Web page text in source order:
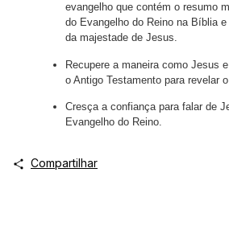
evangelho que contém o resumo
do Evangelho do Reino na Bíblia
da majestade de Jesus.
Recupere a maneira como Jesus
o Antigo Testamento para revelar o
Cresça a confiança para falar de
Evangelho do Reino.
Compartilhar